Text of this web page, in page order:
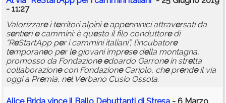
- 11:27
Valorizzarei territori alpinieappenninici attraversati da
sentieriecammini: è questo il filo conduttoredi
“ReStartApp per i cammini italiani”, l’incubatore
temporaneo per legiovani impresedella montagna,
promosso da Fondazione edoardo Garronein stretta
collaborazionecon FondazioneCariplo, cheprendeil via
oggi a Premia, nel Verbano Cusio Ossola.